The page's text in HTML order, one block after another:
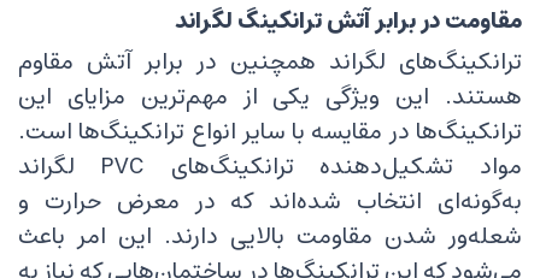
مقاومت در برابر آتش ترانکینگ لگراند
ترانکینگ‌های لگراند همچنین در برابر آتش مقاوم
هستند. این ویژگی یکی از مهم‌ترین مزایای این
ترانکینگ‌ها در مقایسه با سایر انواع ترانکینگ‌ها است.
مواد تشکیل‌دهنده ترانکینگ‌های PVC لگراند
به‌گونه‌ای انتخاب شده‌اند که در معرض حرارت و
شعله‌ور شدن مقاومت بالایی دارند. این امر باعث